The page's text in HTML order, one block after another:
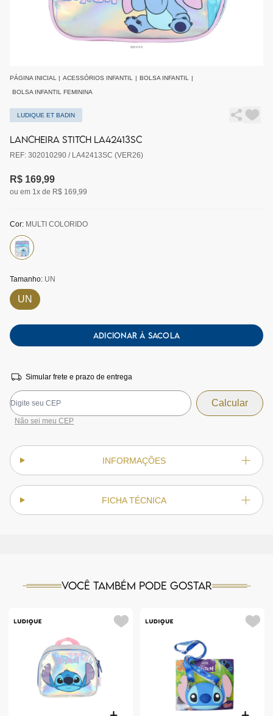
PÁGINA INICIAL | ACESSÓRIOS INFANTIL | BOLSA INFANTIL |
BOLSA INFANTIL FEMININA
LUDIQUE ET BADIN
LANCHEIRA STITCH LA42413SC
REF: 302010290 / LA42413SC (VER26)
R$ 169,99
ou em 1x de R$ 169,99
Cor: MULTI COLORIDO
Tamanho: UN
UN
ADICIONAR À SACOLA
Simular frete e prazo de entrega
Não sei meu CEP
INFORMAÇÕES
FICHA TÉCNICA
Você também pode gostar